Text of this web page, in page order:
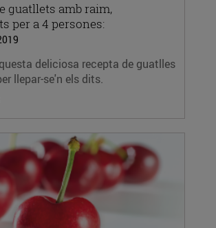
guatllets amb raim,
per a 4 persones:
deliciosa recepta de guatlles
llepar-se'n els dits.